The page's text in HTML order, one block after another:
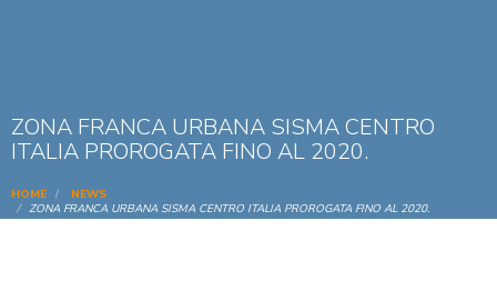
ZONA FRANCA URBANA SISMA CENTRO
ITALIA PROROGATA FINO AL 2020.
HOME
NEWS
ZONA FRANCA URBANA SISMA CENTRO ITALIA PROROGATA FINO AL 2020.